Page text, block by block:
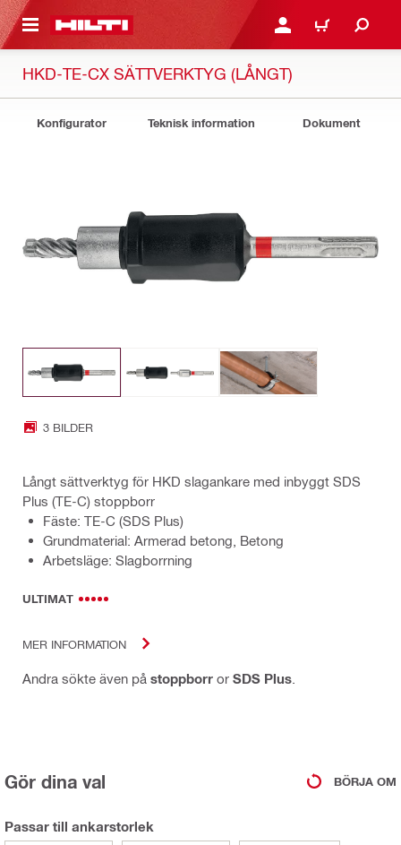
GÅ TILL HUVUDSIDAN LOGGA IN ELLER
VARUKORG
HKD-TE-CX SÄTTVERKTYG (LÅNGT)
Konfigurator Teknisk information Dokument
3 BILDER
Långt sättverktyg för HKD slagankare med inbyggt SDS
Plus (TE-C) stoppborr
Fäste: TE-C (SDS Plus)
Grundmaterial: Armerad betong, Betong
Arbetsläge: Slagborrning
ULTIMAT
MER INFORMATION
Andra sökte även på stoppborr or SDS Plus
Gör dina val BÖRJA OM
Passar till ankarstorlek